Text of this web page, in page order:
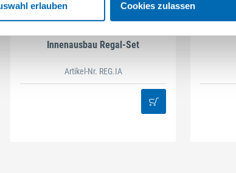
erlauben Cookies zulassen
Innenausbau Regal-Set
Artikel-Nr. REG.IA